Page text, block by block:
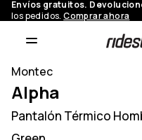
Envíos gratuitos.
los pedidos.Comprar ahora
Montec
Alpha
Pantalón Térmico